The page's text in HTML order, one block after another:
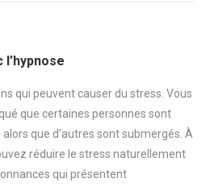
qui peuvent causer du stress . Vous
que certaines personnes sont
alors que d’autres sont submergés. À
réduire le stress naturellement
qui présentent